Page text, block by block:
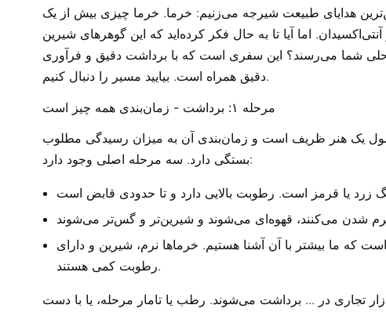
هدایای طبیعت شیرجه می‌زنیم: خرما. خرما چیزی بیش از یک
اما آیا تا به حال فکر کرده‌اید که این گوهرهای شیرین
شما می‌رسند؟ این سفری است که با برداشت دقیق و فرآوری
دقیق همراه است. بیایید مسیر را دنبال کنیم.
مرحله ۱: برداشت - زمان‌بندی همه چیز است
یک هنر ظریف است و زمان‌بندی آن به میزان رسیدگی مطلوب
بستگی دارد. سه مرحله اصلی وجود دارد:
که ما بیشتر با آن آشنا هستیم. خرماها نرم، شیرین و دارای
رطوبت کمی هستند.
تجاری در ... برداشت می‌شوند. رطب یاتامار مرحله، یا با دست (برای گونه‌های با کیفیت بالا مانند Medjool) یا